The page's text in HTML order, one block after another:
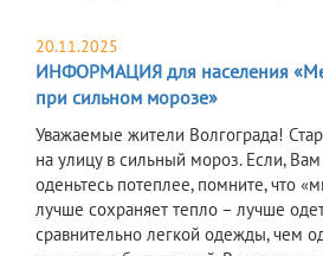
20.11.2025
ИНФОРМАЦИЯ для населения
при сильном морозе»
Уважаемые жители Волгограда!
на улицу в сильный мороз. Если,
оденьтесь потеплее, помните, что
лучше сохраняет тепло – лучше
сравнительно легкой одежды, чем